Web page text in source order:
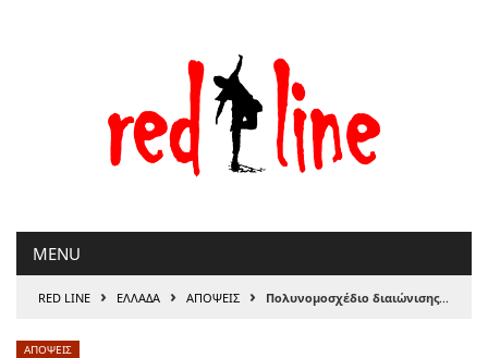
MENU
RED LINE › ΕΛΛΑΔΑ › ΑΠΟΨΕΙΣ › Πολυνομοσχέδιο διαιώνισης της μνημονιακής φτώχειας και της υποτέλειας, του Λεωνίδα Βατικιώτη
ΑΠΟΨΕΙΣ